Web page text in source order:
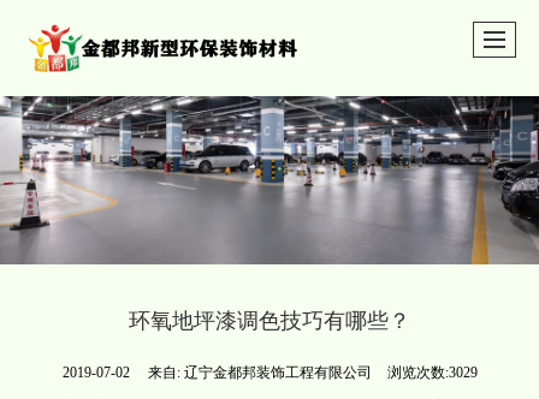
环氧地坪漆调色技巧有哪些？
2019-07-02 来自: 辽宁金都邦装饰工程有限公司 浏览次数:3029